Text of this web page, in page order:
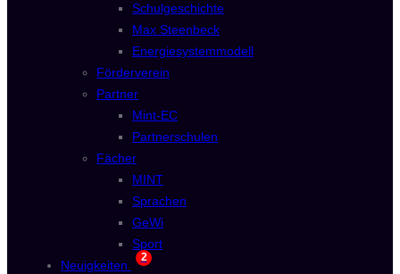
Schulgeschichte
Max Steenbeck
Energiesystemmodell
Förderverein
Partner
Mint-EC
Partnerschulen
Fächer
MINT
Sprachen
GeWi
Sport
Neuigkeiten
2